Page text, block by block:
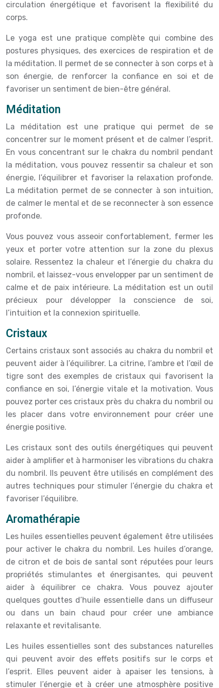
circulation énergétique et favorisent la flexibilité du
corps.
Le yoga est une pratique complète qui combine des
postures physiques, des exercices de respiration et de
la méditation. Il permet de se connecter à son corps et à
son énergie, de renforcer la confiance en soi et de
favoriser un sentiment de bien-être général.
Méditation
La méditation est une pratique qui permet de se
concentrer sur le moment présent et de calmer l’esprit.
En vous concentrant sur le chakra du nombril pendant
la méditation, vous pouvez ressentir sa chaleur et son
énergie, l’équilibrer et favoriser la relaxation profonde.
La méditation permet de se connecter à son intuition,
de calmer le mental et de se reconnecter à son essence
profonde.
Vous pouvez vous asseoir confortablement, fermer les
yeux et porter votre attention sur la zone du plexus
solaire. Ressentez la chaleur et l’énergie du chakra du
nombril, et laissez-vous envelopper par un sentiment de
calme et de paix intérieure. La méditation est un outil
précieux pour développer la conscience de soi,
l’intuition et la connexion spirituelle.
Cristaux
Certains cristaux sont associés au chakra du nombril et
peuvent aider à l’équilibrer. La citrine, l’ambre et l’œil de
tigre sont des exemples de cristaux qui favorisent la
confiance en soi, l’énergie vitale et la motivation. Vous
pouvez porter ces cristaux près du chakra du nombril ou
les placer dans votre environnement pour créer une
énergie positive.
Les cristaux sont des outils énergétiques qui peuvent
aider à amplifier et à harmoniser les vibrations du chakra
du nombril. Ils peuvent être utilisés en complément des
autres techniques pour stimuler l’énergie du chakra et
favoriser l’équilibre.
Aromathérapie
Les huiles essentielles peuvent également être utilisées
pour activer le chakra du nombril. Les huiles d’orange,
de citron et de bois de santal sont réputées pour leurs
propriétés stimulantes et énergisantes, qui peuvent
aider à équilibrer ce chakra. Vous pouvez ajouter
quelques gouttes d’huile essentielle dans un diffuseur
ou dans un bain chaud pour créer une ambiance
relaxante et revitalisante.
Les huiles essentielles sont des substances naturelles
qui peuvent avoir des effets positifs sur le corps et
l’esprit. Elles peuvent aider à apaiser les tensions, à
stimuler l’énergie et à créer une atmosphère positive